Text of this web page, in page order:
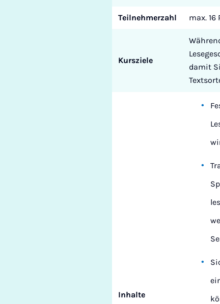
Teilnehmerzahl max. 16
Kursziele
damit
Inhalte